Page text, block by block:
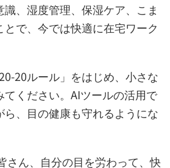
、湿度管理、保湿ケア、こま
で、今では快適に在宅ワーク
20ルール」をはじめ、小さな
ください。AIツールの活用で
、目の健康も守れるようにな
さん、自分の目を労わって、快